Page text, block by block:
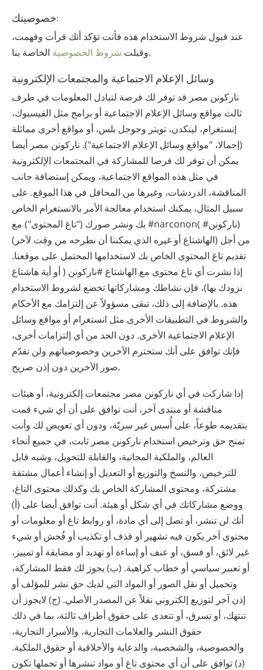
خصوصيتك:
عند قبول شروط الاستخدام هذه فأنت تؤكد أنك قرأت وفهمت،
وقبلت شروط الخصوصية الخاصة بنا.
وسائل الإعلام الاجتماعية والمجتمعات الإلكترونية
‫ناركونن‬ ‫مصر‬ قد توفر لك فرصة لتبادل المعلومات في طرف
ثالث مواقع وسائل الإعلام الاجتماعية أو برامج مثل الفيسبوك،
إنستغرام، لينكدن، تويتر وجوجل بلس، أو مواقع أخرى مماثلة
(إجمالا، "مواقع وسائل الإعلام الاجتماعية"). ‫ناركونن‬ ‫مصر‬ أيضا
يمكن أن توفر لك فرصا للمشاركة في المجتمعات الإلكترونية
في مثل هذه المواقع الاجتماعية، ويمكن إستضافة جانب
المناقشة، الدردشات، وغيرها من المحافل في هذا الموقع. على
سبيل المثال، يمكنك استخدام معالجة الأمر بالانستغرام الخاص
بك ونشر صورك ("تاغ المحتوى") مع #narconon( #ناركونن)
(الهاشتاغ أو غيره الذي يمكننا أن نطرحه من وقت لآخر) من أجل
تقديم تاغ المحتوى الخاص بك لاستخدامها المحتمل على موقعنا.
إذا نشرت أي تاغ محتوى مع الهاشتاغ #ناركونن ( أو أية هاشتاغ
نزودك بها)، فإن نشاطك ومشاركاتها تخضع لشروط الاستخدام
هذه. بالإضافة إلى ذلك، تبقى مسؤولاً عن إلتزامك مع الأحكام
والشروط في التطبيقات الأخرى مثل انستغرام أو مواقع وسائل
الإعلام الاجتماعية الأخرى. دون الحد من أي إلتزامات أخرى،
فإنك توافق على أنك ستحترم الآخرين وخصوصياتهم ولن تقدّم
صور الآخرين دون إذن صريح.
إذا شاركت في أي ‫ناركونن‬ ‫مصر‬ مجتمعات إلكترونية، أو هيئات
مناقشة أو منتدى آخر، أنت توافق على أن أي شيء قمت
بتقديمه طوعاً، على أُسس غير سريّة، ودون أي تعويض لك وأنت
تمنح حق وترخيص استخدام ‫ناركونن‬ ‫مصر‬ ثابت، في جميع أنحاء
العالم، والملكية المجانية، والقابلة للتحويل، وشبه قابل
للترخيص، والنسخ والتوزيع أو التعديل أو إنشاء أعمال مشتقة
مشتركة، ومحتوى المشاركة الخاص بك وكذلك محتوى التاغ،
ووضع مشاركاتك في أي شكل أو هيئة. أنت توافق أيضا على (أ)
أنك لن تنشر، أو تصل إلى أي مادة، أو روابط تاغ أو معلومات أو
محتوى آخر يكون فيه تشهير أو قذف أو تكذيب أو فُحش أو شيء
غير لائق، أو فسق، أو عنف أو إساءة أو تهديد أو مضايقة أو تمييز،
أو تعبير سياسي أو خطاب كراهية. (ب) يجوز لك فقط المشاركة،
وتحميل أو نقل الصور أو المواد التي لديك حق نشر للمؤلف أو
إذن آخر لتوزيع إلكتروني نقلاً عن المصدر الأصلي. (ج) لايجوز أن
تنتهك، أو تسرق، أو تتعدى على حقوق أطراف ثالثة، بما في ذلك
حقوق النشر والعلامات التجارية، والأسرار التجارية،
والخصوصية، والشخصية، والدعاية والأخلاقية أو حقوق الملكية.
(د) توافق على أن أي محتوى تاغ أو مواد تنشرها أو تحملها تكون